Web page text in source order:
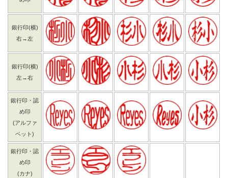
銀行印(横)
右→左
銀行印(横)
左→右
銀行印・認
め印
(アルファ
ベット)
銀行印・認
め印
(カナ)